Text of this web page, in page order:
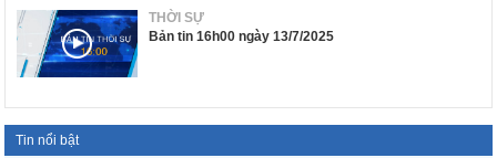
THỜI SỰ
Bản tin 16h00 ngày 13/7/2025
Tin nổi bật